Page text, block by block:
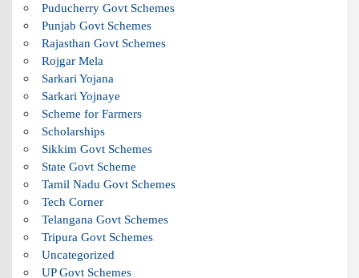
Puducherry Govt Schemes
Punjab Govt Schemes
Rajasthan Govt Schemes
Rojgar Mela
Sarkari Yojana
Sarkari Yojnaye
Scheme for Farmers
Scholarships
Sikkim Govt Schemes
State Govt Scheme
Tamil Nadu Govt Schemes
Tech Corner
Telangana Govt Schemes
Tripura Govt Schemes
Uncategorized
UP Govt Schemes